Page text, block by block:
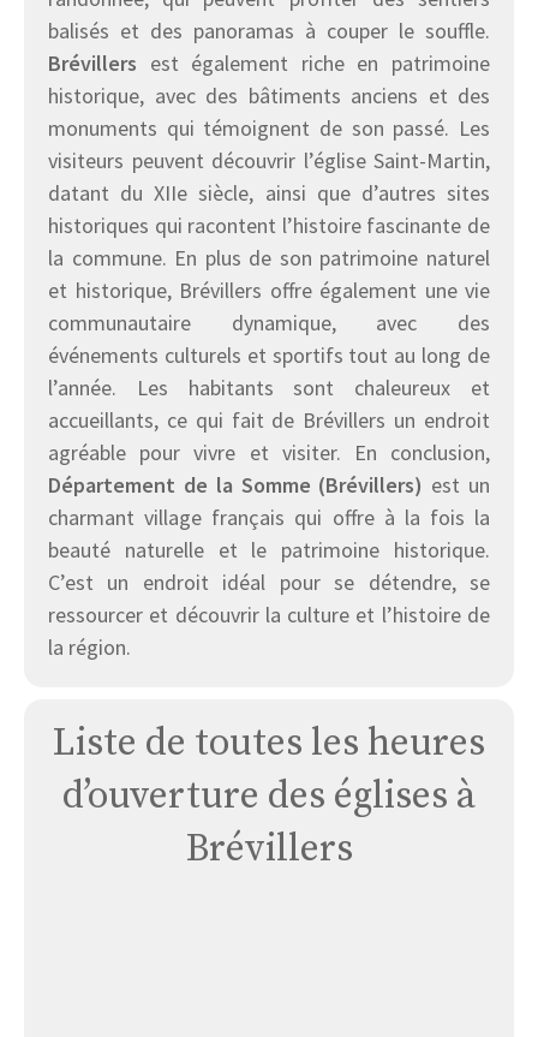
balisés et des panoramas à couper le souffle.
Brévillers est également riche en patrimoine
historique, avec des bâtiments anciens et des
monuments qui témoignent de son passé. Les
visiteurs peuvent découvrir l’église Saint-Martin,
datant du XIIe siècle, ainsi que d’autres sites
historiques qui racontent l’histoire fascinante de
la commune. En plus de son patrimoine naturel
et historique, Brévillers offre également une vie
communautaire dynamique, avec des
événements culturels et sportifs tout au long de
l’année. Les habitants sont chaleureux et
accueillants, ce qui fait de Brévillers un endroit
agréable pour vivre et visiter. En conclusion,
Département de la Somme (Brévillers) est un
charmant village français qui offre à la fois la
beauté naturelle et le patrimoine historique.
C’est un endroit idéal pour se détendre, se
ressourcer et découvrir la culture et l’histoire de
la région.
Liste de toutes les heures
d’ouverture des églises à
Brévillers